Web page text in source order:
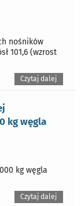
nośników
101,6 (wzrost
Czytaj dalej
kg węgla
kg węgla
Czytaj dalej